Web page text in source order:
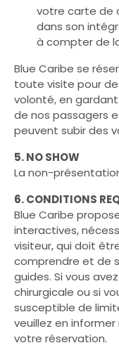
votre carte de
dans son
à compter de
Blue Caribe se
toute visite pour
volonté, en
de nos passagers
peuvent subir des
5. NO SHOW
La non-
6. CONDITIONS
Blue Caribe
interactives,
visiteur, qui doit
comprendre et de
guides. Si vous
chirurgicale ou si
susceptible de
veuillez en
votre réservation.